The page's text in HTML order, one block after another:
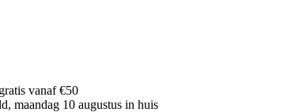
vanaf €50
maandag 10 augustus in huis